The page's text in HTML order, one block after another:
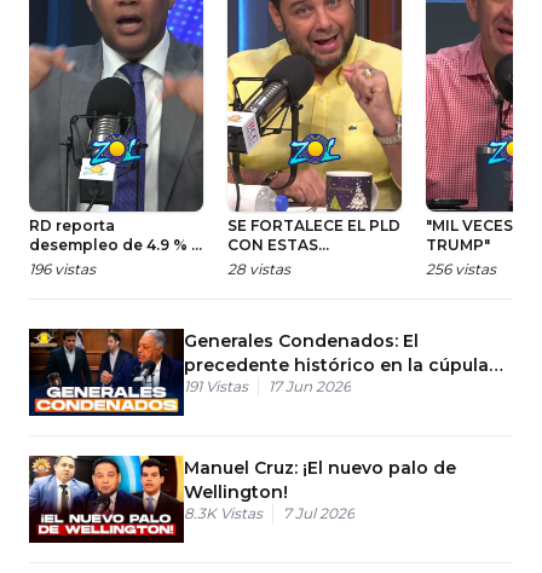
RD reporta
desempleo de 4.9 % y
abre debate
196 vistas
SE FORTALECE EL PLD
CON ESTAS
CANDIDATURAS
28 vistas
"MIL VECES
TRUMP"
256 vistas
Generales Condenados: El
precedente histórico en la cúpula
militar
191 Vistas 17 Jun 2026
Manuel Cruz: ¡El nuevo palo de
Wellington!
8.3K Vistas 7 Jul 2026